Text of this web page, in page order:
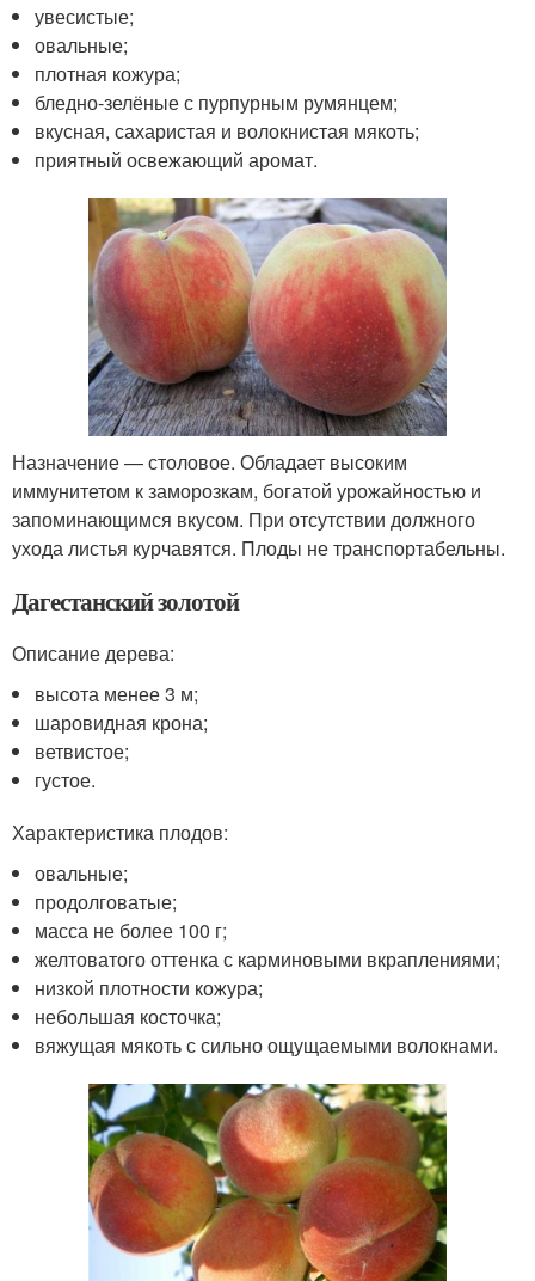
увесистые;
овальные;
плотная кожура;
бледно-зелёные с пурпурным румянцем;
вкусная, сахаристая и волокнистая мякоть;
приятный освежающий аромат.
Назначение — столовое. Обладает высоким
иммунитетом к заморозкам, богатой урожайностью и
запоминающимся вкусом. При отсутствии должного
ухода листья курчавятся. Плоды не транспортабельны.
Дагестанский золотой
Описание дерева:
высота менее 3 м;
шаровидная крона;
ветвистое;
густое.
Характеристика плодов:
овальные;
продолговатые;
масса не более 100 г;
желтоватого оттенка с карминовыми вкраплениями;
низкой плотности кожура;
небольшая косточка;
вяжущая мякоть с сильно ощущаемыми волокнами.